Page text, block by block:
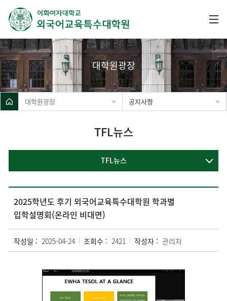
대학원광장
대학원광장 공지사항
TFL뉴스
TFL뉴스
2025학년도 후기 외국어교육특수대학원 학과별
입학설명회(온라인 비대면)
작성일 : 2025-04-24 조회수 : 2421 작성자 : 관리자